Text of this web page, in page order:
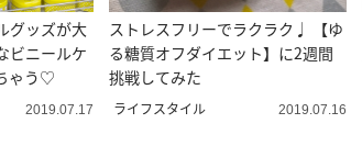
グッズが大
ビニールケ
ゃう♡
2019.07.17
ストレスフリーでラクラク♩ 【ゆ
る糖質オフダイエット】に2週間
挑戦してみた
ライフスタイル 2019.07.16